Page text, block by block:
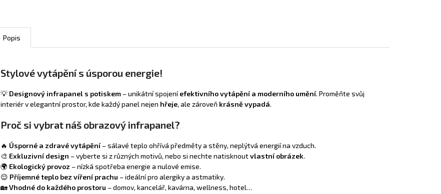
Popis
Stylové vytápění s úsporou energie!
💡 Designový infrapanel s potiskem – unikátní spojeníefektivního vytápění a moderního umění. Proměňte svůj
interiér v elegantní prostor, kde každý panel nejen hřeje, ale zároveň krásně vypadá.
Proč si vybrat náš obrazový infrapanel?
🔥 Úsporné a zdravé vytápění – sálavé teplo ohřívá předměty a stěny, neplýtvá energií na vzduch.
🎨 Exkluzivní design – vyberte si z různých motivů, nebo si nechte natisknoutvlastní obrázek.
🌍 Ekologický provoz – nízká spotřeba energie a nulové emise.
😌 Příjemné teplo bez víření prachu – ideální pro alergiky a astmatiky.
🏡Vhodné do každého prostoru – domov, kancelář, kavárna, wellness, hotel…